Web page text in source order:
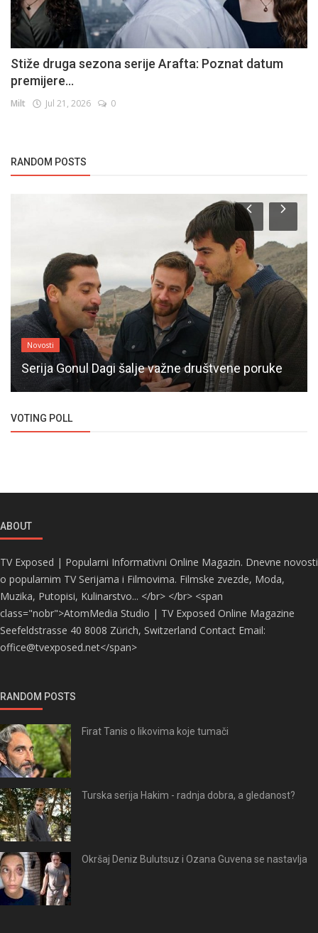
Stiže druga sezona serije Arafta: Poznat datum
premijere...
Milt Jul 21, 2026 0
RANDOM POSTS
Novosti
Serija Gonul Dagi šalje važne društvene poruke
VOTING POLL
ABOUT
TV Exposed | Popularni Informativni Online Magazin. Dnevne novosti
o popularnim TV Serijama i Filmovima. Filmske zvezde, Moda,
Muzika, Putopisi, Kulinarstvo... </br> </br> <span
class="nobr">AtomMedia Studio | TV Exposed Online Magazine
Seefeldstrasse 40 8008 Zürich, Switzerland Contact Email:
office@tvexposed.net</span>
RANDOM POSTS
Firat Tanis o likovima koje tumači
Turska serija Hakim - radnja dobra, a gledanost?
Okršaj Deniz Bulutsuz i Ozana Guvena se nastavlja